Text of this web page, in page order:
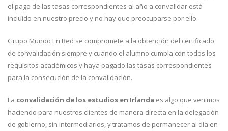
el pago de las tasas correspondientes al año a convalidar está
incluido en nuestro precio y no hay que preocuparse por ello.
Grupo Mundo En Red se compromete a la obtención del certificado
de convalidación siempre y cuando el alumno cumpla con todos los
requisitos académicos y haya pagado las tasas correspondientes
para la consecución de la convalidación.
La convalidación de los estudios en Irlanda es algo que venimos
haciendo para nuestros clientes de manera directa en la delegación
de gobierno, sin intermediarios, y tratamos de permanecer al día en